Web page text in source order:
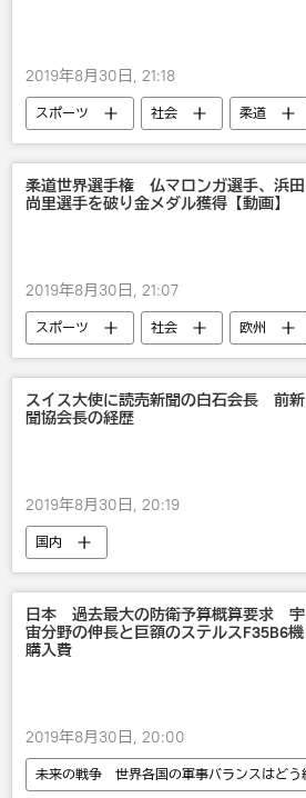
2019年8月30日, 21:18
スポーツ 社会
柔道
ロシア
国際
柔道世界選手権 仏マロンガ選手、浜田
尚里選手を破り金メダル獲得【動画】
2019年8月30日, 21:07
スポーツ 社会 欧州
フランス
国内
スイス大使に読売新聞の白石会長 前新
聞協会長の経歴
2019年8月30日, 20:19
国内
日本 過去最大の防衛予算概算要求 宇
宙分野の伸長と巨額のステルスF35B6機
購入費
2019年8月30日, 20:00